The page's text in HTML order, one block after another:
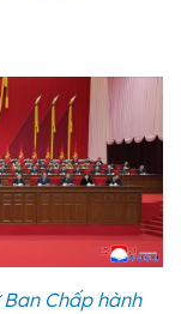
Chấp hành